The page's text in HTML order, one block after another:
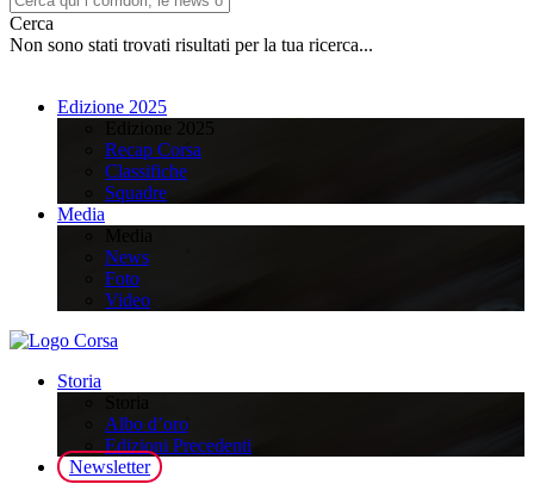
Cerca
Non sono stati trovati risultati per la tua ricerca...
Edizione 2025
Recap Corsa
Classifiche
Squadre
Media
News
Foto
Video
Storia
Albo d’oro
Edizioni Precedenti
Newsletter